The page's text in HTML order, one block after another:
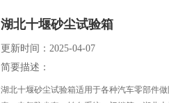
湖北十堰砂尘试验箱
更新时间：2025-04-07
简要描述：
湖北十堰砂尘试验箱适用于各种汽车零部件